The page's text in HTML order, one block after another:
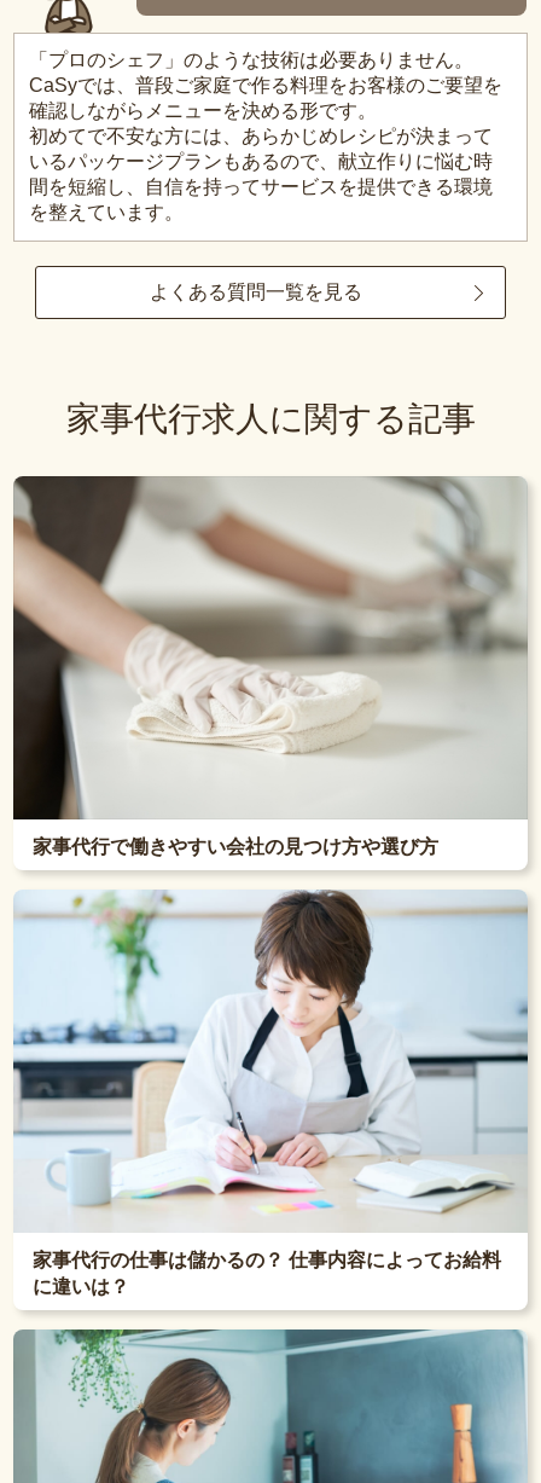
「プロのシェフ」のような技術は必要ありません。
CaSyでは、普段ご家庭で作る料理をお客様のご要望を
確認しながらメニューを決める形です。
初めてで不安な方には、あらかじめレシピが決まって
いるパッケージプランもあるので、献立作りに悩む時
間を短縮し、自信を持ってサービスを提供できる環境
を整えています。
よくある質問一覧を見る
家事代行求人に関する記事
家事代行で働きやすい会社の見つけ方や選び方
家事代行の仕事は儲かるの？ 仕事内容によってお給料
に違いは？